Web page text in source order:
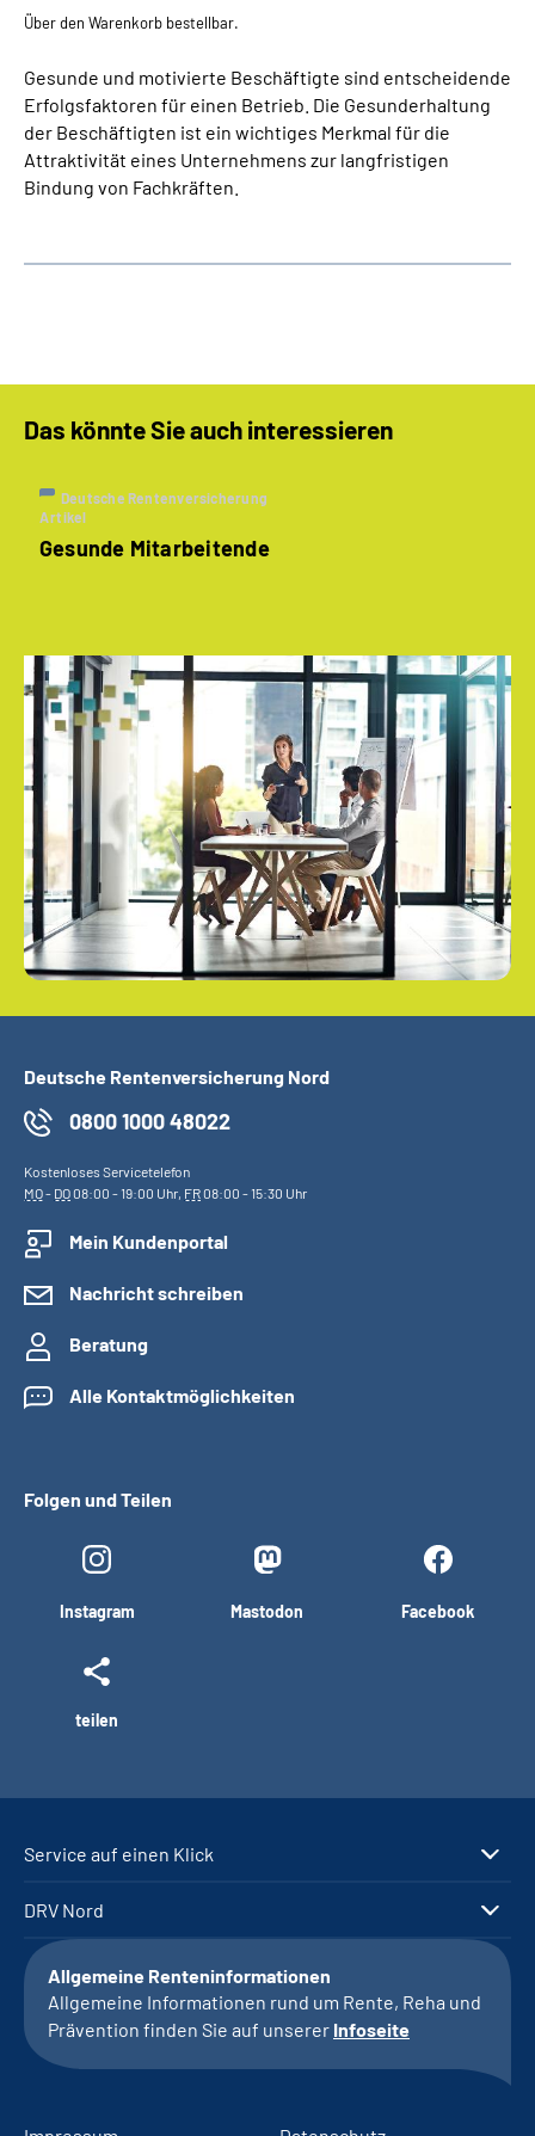
Über den Warenkorb bestellbar.
Gesunde und motivierte Beschäftigte sind entscheidende
Erfolgsfaktoren für einen Betrieb. Die Gesunderhaltung
der Beschäftigten ist ein wichtiges Merkmal für die
Attraktivität eines Unternehmens zur langfristigen
Bindung von Fachkräften.
Das könnte Sie auch interessieren
Deutsche Rentenversicherung
Artikel
Gesunde ­Mitarbeitende
Deutsche Rentenversicherung Nord
0800 1000 48022
Kostenloses Servicetelefon
MO- DO08:00 - 19:00 Uhr, FR08:00 - 15:30 Uhr
Mein Kundenportal
Nachricht schreiben
Beratung
Alle Kontaktmöglichkeiten
Folgen und Teilen
Instagram Mastodon Facebook
teilen
Service auf einen Klick
DRV Nord
Allgemeine Renteninformationen
Allgemeine Informationen rund um Rente, Reha und
Prävention finden Sie auf unserer Infoseite